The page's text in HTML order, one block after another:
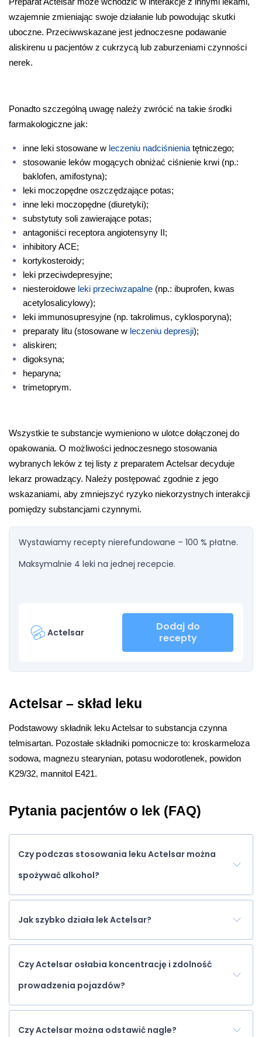
wzajemnie zmieniając swoje działanie lub powodując skutki
uboczne. Przeciwwskazane jest jednoczesne podawanie
aliskirenu u pacjentów z cukrzycą lub zaburzeniami czynności
nerek.
Ponadto szczególną uwagę należy zwrócić na takie środki
farmakologiczne jak:
inne leki stosowane w leczeniu nadciśnienia tętniczego;
stosowanie leków mogących obniżać ciśnienie krwi (np.:
baklofen, amifostyna);
leki moczopędne oszczędzające potas;
inne leki moczopędne (diuretyki);
substytuty soli zawierające potas;
antagoniści receptora angiotensyny II;
inhibitory ACE;
kortykosteroidy;
leki przeciwdepresyjne;
niesteroidowe leki przeciwzapalne (np.: ibuprofen, kwas
acetylosalicylowy);
leki immunosupresyjne (np. takrolimus, cyklosporyna);
preparaty litu (stosowane w leczeniu depresji);
aliskiren;
digoksyna;
heparyna;
trimetoprym.
Wszystkie te substancje wymieniono w ulotce dołączonej do
opakowania. O możliwości jednoczesnego stosowania
wybranych leków z tej listy z preparatem Actelsar decyduje
lekarz prowadzący. Należy postępować zgodnie z jego
wskazaniami, aby zmniejszyć ryzyko niekorzystnych interakcji
pomiędzy substancjami czynnymi.
Wystawiamy recepty nierefundowane – 100 % płatne.
Maksymalnie 4 leki na jednej recepcie.
Actelsar
Dodaj do
recepty
Actelsar – skład leku
Podstawowy składnik leku Actelsar to substancja czynna
telmisartan. Pozostałe składniki pomocnicze to: kroskarmeloza
sodowa, magnezu stearynian, potasu wodorotlenek, powidon
K29/32, mannitol E421.
Pytania pacjentów o lek (FAQ)
Czy podczas stosowania leku Actelsar można
spożywać alkohol?
Jak szybko działa lek Actelsar?
Czy Actelsar osłabia koncentrację i zdolność
prowadzenia pojazdów?
Czy Actelsar można odstawić nagle?